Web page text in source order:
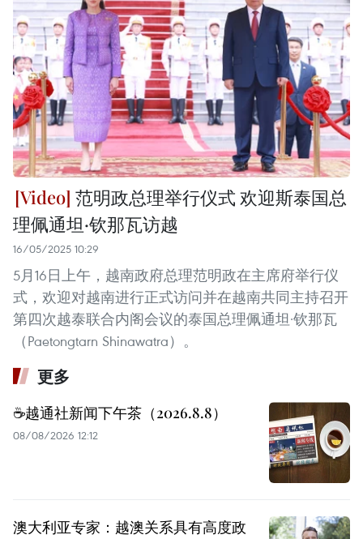
范明政总理举行仪式 欢迎斯泰国总
理佩通坦·钦那瓦访越
16/05/2025 10:29
5月16日上午，越南政府总理范明政在主席府举行仪
式，欢迎对越南进行正式访问并在越南共同主持召开
第四次越泰联合内阁会议的泰国总理佩通坦·钦那瓦
（Paetongtarn Shinawatra）。
更多
☕️越通社新闻下午茶（2026.8.8）
08/08/2026 12:12
澳大利亚专家：越澳关系具有高度政